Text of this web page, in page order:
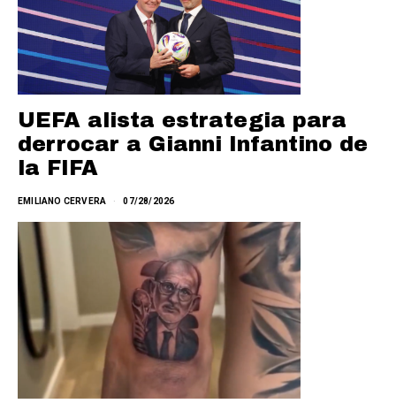
UEFA alista estrategia para
derrocar a Gianni Infantino de
la FIFA
EMILIANO CERVERA 07/28/2026